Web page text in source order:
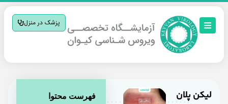
پزشک در منزل
لیکن پلان
فهرست محتوا